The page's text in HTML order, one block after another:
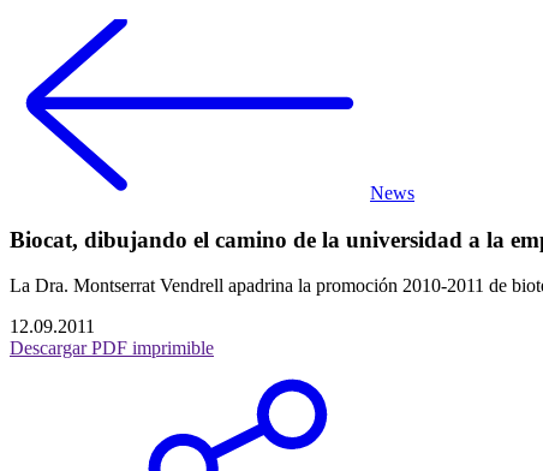
News
Biocat, dibujando el camino de la universidad a la
La Dra. Montserrat Vendrell apadrina la promoción 2010-2011 de
12.09.2011
Descargar PDF imprimible